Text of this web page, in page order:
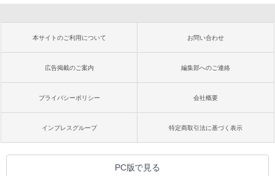
本サイトのご利用について お問い合わせ
広告掲載のご案内 編集部へのご連絡
プライバシーポリシー 会社概要
インプレスグループ 特定商取引法に基づく表示
PC版で見る